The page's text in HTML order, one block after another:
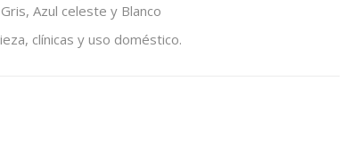
Gris, Azul celeste y Blanco
clínicas y uso doméstico.